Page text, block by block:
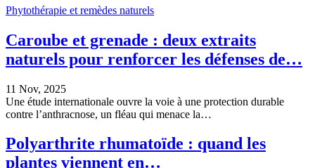
Phytothérapie et remèdes naturels
Caroube et grenade : deux extraits
naturels pour renforcer les défenses de…
11 Nov, 2025
Une étude internationale ouvre la voie à une protection durable
contre l’anthracnose, un fléau qui menace la…
Polyarthrite rhumatoïde : quand les
plantes viennent en…